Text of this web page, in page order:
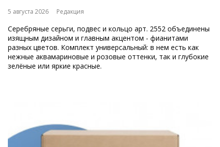
5 августа 2026 Редакция
Серебряные серьги, подвес и кольцо арт. 2552 объединены
изящным дизайном и главным акцентом - фианитами
разных цветов. Комплект универсальный: в нем есть как
нежные аквамариновые и розовые оттенки, так и глубокие
зелёные или яркие красные.